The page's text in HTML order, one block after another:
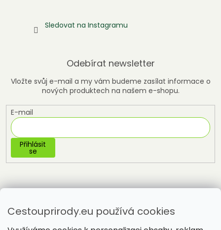
Cestouprirody.eu používá cookies
Sledovat na Instagramu
Odebírat newsletter
Vložte svůj e-mail a my vám budeme zasílat informace o
nových produktech na našem e-shopu.
E-mail
Přihlásit
se